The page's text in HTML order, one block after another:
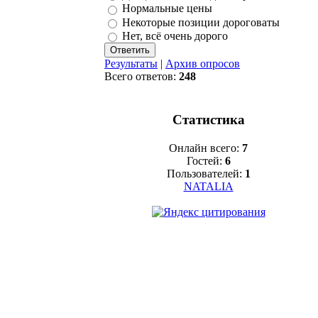
Нормальные цены
Некоторые позиции дороговаты
Нет, всё очень дорого
Результаты | Архив опросов
Всего ответов: 248
Статистика
Онлайн всего: 7
Гостей: 6
Пользователей: 1
NATALIA